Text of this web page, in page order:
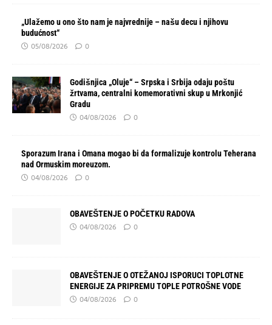
„Ulažemo u ono što nam je najvrednije – našu decu i njihovu
budućnost“
05/08/2026 0
Godišnjica „Oluje“ – Srpska i Srbija odaju poštu
žrtvama, centralni komemorativni skup u Mrkonjić
Gradu
04/08/2026 0
Sporazum Irana i Omana mogao bi da formalizuje kontrolu Teherana
nad Ormuskim moreuzom.
04/08/2026 0
OBAVEŠTENJE O POČETKU RADOVA
04/08/2026 0
OBAVEŠTENJE O OTEŽANOJ ISPORUCI TOPLOTNE
ENERGIJE ZA PRIPREMU TOPLE POTROŠNE VODE
04/08/2026 0